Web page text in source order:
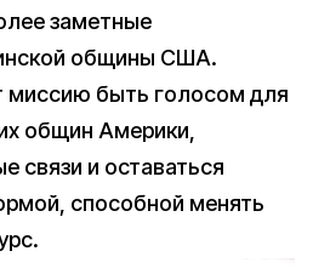
заметные
общины США.
миссию быть голосом для
общин Америки,
связи и оставаться
способной менять